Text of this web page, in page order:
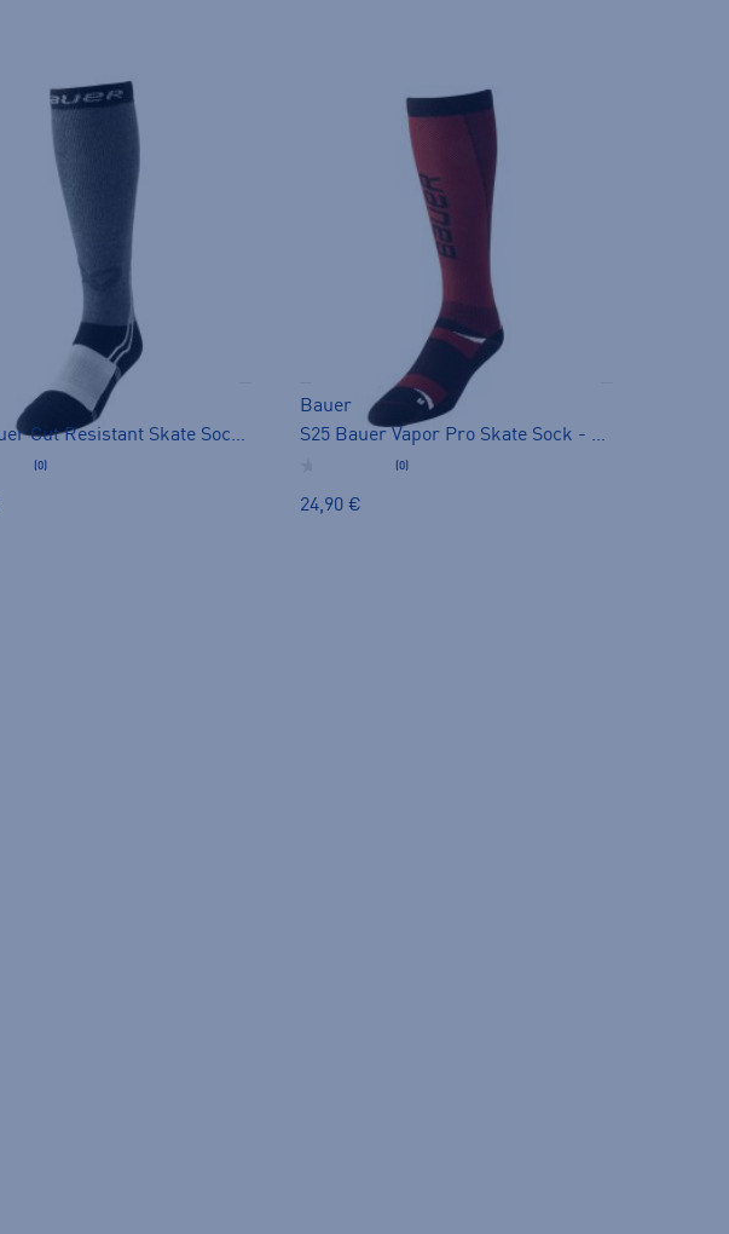
S25 Bauer Cut Resistant Skate Sock - pitkät sukat
(0)
Bauer
S25 Bauer Vapor Pro Skate Sock - pitkät sukat
(0)
24,90 €